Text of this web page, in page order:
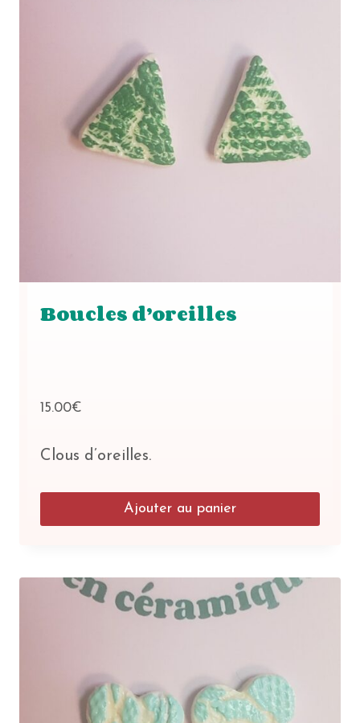
Boucles d’oreilles
15.00€
Clous d’oreilles.
Ajouter au panier